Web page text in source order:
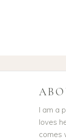
I am a
loves
comes